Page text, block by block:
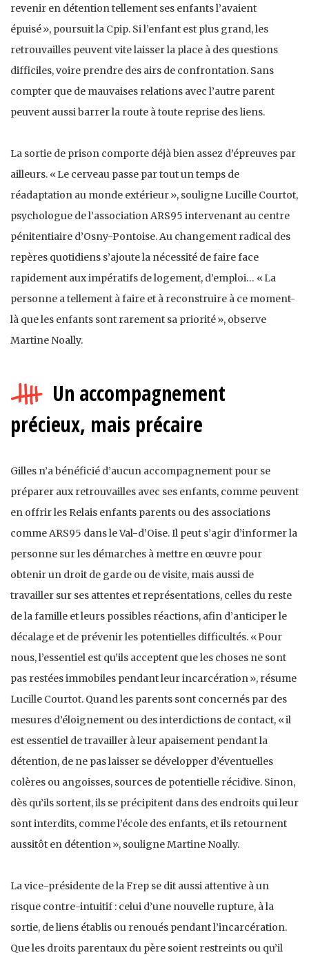
revenir en détention tellement ses enfants l’avaient
épuisé », poursuit la Cpip. Si l’enfant est plus grand, les
retrouvailles peuvent vite laisser la place à des questions
difficiles, voire prendre des airs de confrontation. Sans
compter que de mauvaises relations avec l’autre parent
peuvent aussi barrer la route à toute reprise des liens.
La sortie de prison comporte déjà bien assez d’épreuves par
ailleurs. « Le cerveau passe par tout un temps de
réadaptation au monde extérieur », souligne Lucille Courtot,
psychologue de l’association ARS95 intervenant au centre
pénitentiaire d’Osny-Pontoise. Au changement radical des
repères quotidiens s’ajoute la nécessité de faire face
rapidement aux impératifs de logement, d’emploi… « La
personne a tellement à faire et à reconstruire à ce moment-
là que les enfants sont rarement sa priorité », observe
Martine Noally.
Un accompagnement
précieux, mais précaire
Gilles n’a bénéficié d’aucun accompagnement pour se
préparer aux retrouvailles avec ses enfants, comme peuvent
en offrir les Relais enfants parents ou des associations
comme ARS95 dans le Val-d’Oise. Il peut s’agir d’informer la
personne sur les démarches à mettre en œuvre pour
obtenir un droit de garde ou de visite, mais aussi de
travailler sur ses attentes et représentations, celles du reste
de la famille et leurs possibles réactions, afin d’anticiper le
décalage et de prévenir les potentielles difficultés. « Pour
nous, l’essentiel est qu’ils acceptent que les choses ne sont
pas restées immobiles pendant leur incarcération », résume
Lucille Courtot. Quand les parents sont concernés par des
mesures d’éloignement ou des interdictions de contact, « il
est essentiel de travailler à leur apaisement pendant la
détention, de ne pas laisser se développer d’éventuelles
colères ou angoisses, sources de potentielle récidive. Sinon,
dès qu’ils sortent, ils se précipitent dans des endroits qui leur
sont interdits, comme l’école des enfants, et ils retournent
aussitôt en détention », souligne Martine Noally.
La vice-présidente de la Frep se dit aussi attentive à un
risque contre-intuitif : celui d’une nouvelle rupture, à la
sortie, de liens établis ou renoués pendant l’incarcération.
Que les droits parentaux du père soient restreints ou qu’il